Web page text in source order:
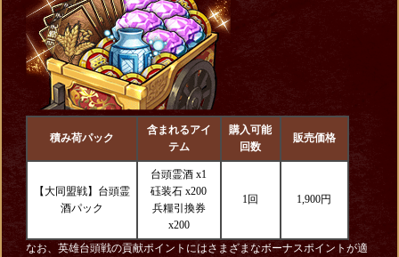
積み荷パック
含まれるアイ
テム
購入可能
回数
販売価格
【大同盟戦】台頭霊
酒パック
台頭霊酒 x1
砡装石 x200
兵糧引換券
x200
1回 1,900円
なお、英雄台頭戦の貢献ポイントにはさまざまなボーナスポイントが適